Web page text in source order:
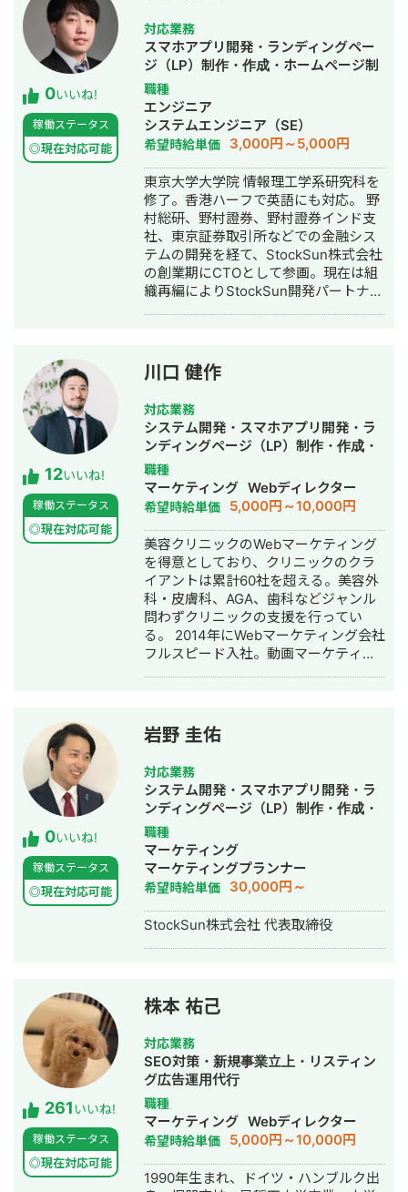
0いいね!
稼働ステータス
◎現在対応可能
対応業務
スマホアプリ開発・ランディングペー
ジ（LP）制作・作成・ホームページ制
作・作成・バナー制作・デザイン・漫
画制作・AI活用
職種
エンジニア
システムエンジニア（SE）
希望時給単価 3,000円～5,000円
東京大学大学院 情報理工学系研究科を
修了。香港ハーフで英語にも対応。 野
村総研、野村證券、野村證券インド支
社、東京証券取引所などでの金融シス
テムの開発を経て、StockSun株式会社
の創業期にCTOとして参画。現在は組
織再編によりStockSun開発パートナー
ンス名鑑、マッチングアプリのフェリ
恋、年収チャンネルの転職者と企業の
マッチングサービスである年収スカウ
トなど数十のサービスを1人でサクっと
開発。近年はChatGPTを用いたチャッ
トボットやパワポスライド自動生成シ
ステム等、AIを活用したシステムも多
数開発している。 チームを組んで複数
人で開発すると品質が落ちやすいた
め、要件定義からプログラミング含め
自身1人で全て完結することにより、１
つ１つのシステムの品質にこだわって
開発する方針をとっている。開発速度
も早く、品質の良いサービスを最速か
つ他より安い価格で開発できる。 得意
領域はAI開発・Web開発・スマホアプ
リ・社内システムなどITシステム全般
の開発。 インタビュー記事はこちら
12いいね!
稼働ステータス
◎現在対応可能
川口 健作
対応業務
システム開発・スマホアプリ開発・ラ
ンディングページ（LP）制作・作成・
Youtubeチャンネル運営代行・立ち上
げ・ECサイト構築・ネットショップ作
成代行・SEO対策・新規事業立上・
SNS運用代行・記事作成代行・ライテ
ィング・ホームページ制作・作成・バ
ナー制作・デザイン・ロゴデザイン・
作成・リスティング広告運用代行・オ
ウンドメディア制作・構築・運用代
行・動画制作・動画編集・営業代行
職種
マーケティング Webディレクター
希望時給単価 5,000円～10,000円
美容クリニックのWebマーケティング
を得意としており、クリニックのクラ
イアントは累計60社を超える。美容外
科・皮膚科、AGA、歯科などジャンル
問わずクリニックの支援を行ってい
る。 2014年にWebマーケティング会社
フルスピード入社。動画マーケティン
独立。 独立後はフリーランスとなり、
フロントエンドエンジニア兼総合Web
マーケターとして活動。現在はWebコ
ンサルティング会社を創設し、法人と
してStockSunに参画。
0いいね!
稼働ステータス
◎現在対応可能
岩野 圭佑
対応業務
システム開発・スマホアプリ開発・ラ
ンディングページ（LP）制作・作成・
Youtubeチャンネル運営代行・立ち上
げ・ECサイト構築・ネットショップ作
成代行・SEO対策・新規事業立上・
SNS運用代行・ホームページ制作・作
成・リスティング広告運用代行・動画
制作・動画編集
職種
マーケティング
マーケティングプランナー
希望時給単価 30,000円～
StockSun株式会社 代表取締役
261いいね!
稼働ステータス
◎現在対応可能
株本 祐己
対応業務
SEO対策・新規事業立上・リスティン
グ広告運用代行
職種
マーケティング Webディレクター
希望時給単価 5,000円～10,000円
1990年生まれ、ドイツ・ハンブルク出